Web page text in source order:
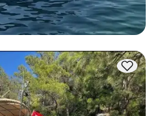
& Fiyat Gör